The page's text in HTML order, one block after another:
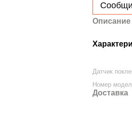
Описание
Датчик
Номер
Доставка